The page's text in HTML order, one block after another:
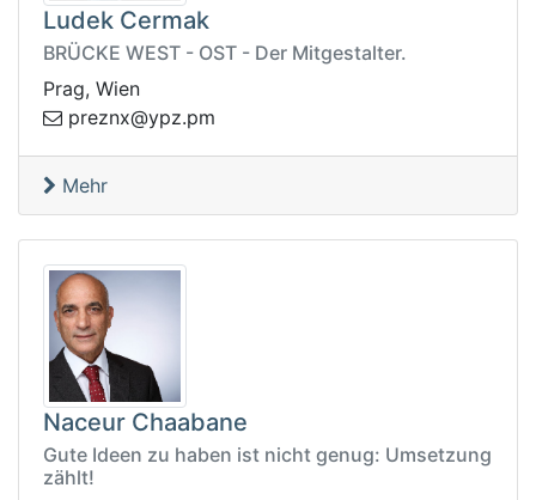
Ludek Cermak
BRÜCKE WEST - OST - Der Mitgestalter.
Prag, Wien
mp.zpy@xnz
erp
Mehr
Naceur Chaabane
Gute Ideen zu haben ist nicht genug: Umsetzung
zählt!